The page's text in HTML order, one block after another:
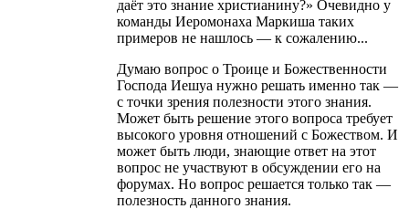
даёт это знание христианину?» Очевидно у
команды Иеромонаха Маркиша таких
примеров не нашлось — к сожалению...
Думаю вопрос о Троице и Божественности
Господа Иешуа нужно решать именно так —
с точки зрения полезности этого знания.
Может быть решение этого вопроса требует
высокого уровня отношений с Божеством. И
может быть люди, знающие ответ на этот
вопрос не участвуют в обсуждении его на
форумах. Но вопрос решается только так —
полезность данного знания.